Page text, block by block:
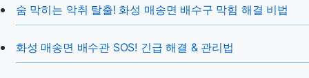
숨 막히는 악취 탈출! 화성 매송면 배수구 막힘 해결 비법
화성 매송면 배수관 SOS! 긴급 해결 & 관리법